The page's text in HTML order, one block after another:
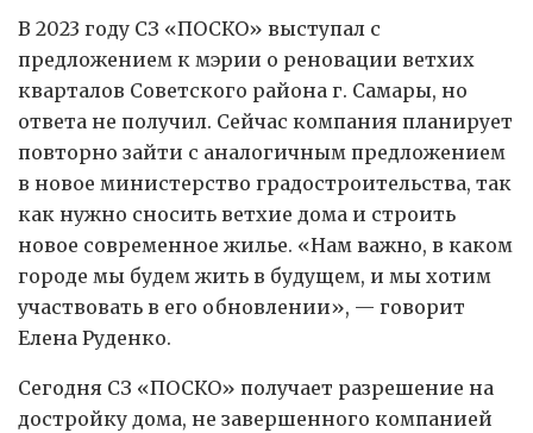
В 2023 году СЗ «ПОСКО» выступал с
предложением к мэрии о реновации ветхих
кварталов Советского района г. Самары, но
ответа не получил. Сейчас компания планирует
повторно зайти с аналогичным предложением
в новое министерство градостроительства, так
как нужно сносить ветхие дома и строить
новое современное жилье. «Нам важно, в каком
городе мы будем жить в будущем, и мы хотим
участвовать в его обновлении», — говорит
Елена Руденко.
Сегодня СЗ «ПОСКО» получает разрешение на
достройку дома, не завершенного компанией